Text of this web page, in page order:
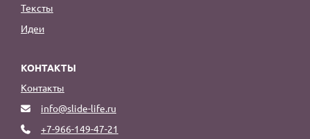
Тексты
Идеи
КОНТАКТЫ
Контакты
info@slide-life.ru
+7-966-149-47-21